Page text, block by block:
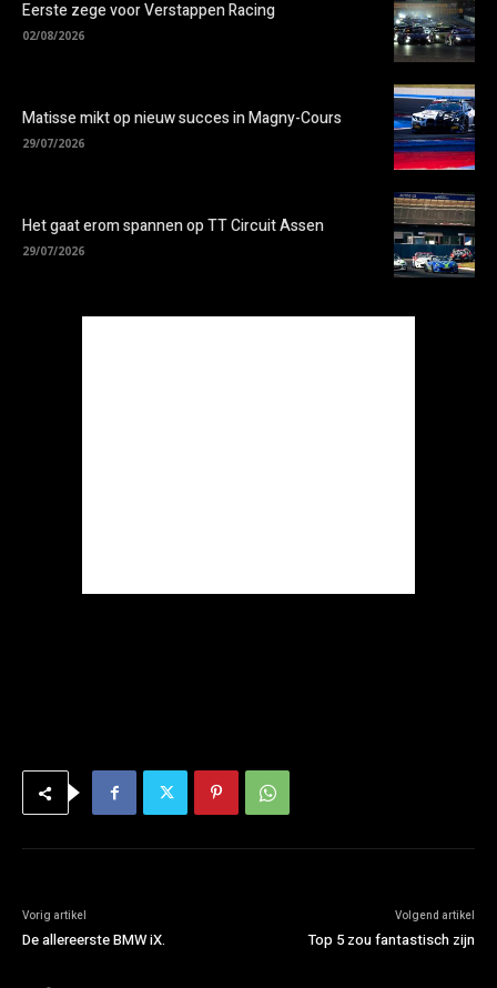
Eerste zege voor Verstappen Racing
02/08/2026
Matisse mikt op nieuw succes in Magny-Cours
29/07/2026
Het gaat erom spannen op TT Circuit Assen
29/07/2026
Vorig artikel
De allereerste BMW iX.
Volgend artikel
Top 5 zou fantastisch zijn